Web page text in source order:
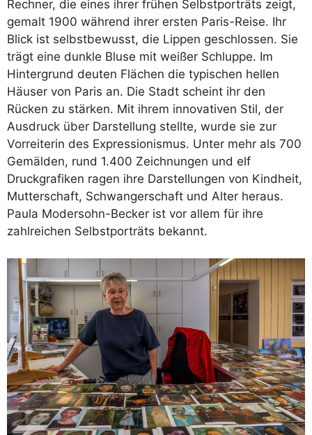
Rechner, die eines ihrer frühen Selbstporträts zeigt,
gemalt 1900 während ihrer ersten Paris-Reise. Ihr
Blick ist selbstbewusst, die Lippen geschlossen. Sie
trägt eine dunkle Bluse mit weißer Schluppe. Im
Hintergrund deuten Flächen die typischen hellen
Häuser von Paris an. Die Stadt scheint ihr den
Rücken zu stärken. Mit ihrem innovativen Stil, der
Ausdruck über Darstellung stellte, wurde sie zur
Vorreiterin des Expressionismus. Unter mehr als 700
Gemälden, rund 1.400 Zeichnungen und elf
Druckgrafiken ragen ihre Darstellungen von Kindheit,
Mutterschaft, Schwangerschaft und Alter heraus.
Paula Modersohn-Becker ist vor allem für ihre
zahlreichen Selbstporträts bekannt.